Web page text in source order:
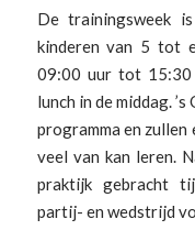
De trainingsweek
kinderen van 5 tot
09:00 uur tot
lunch in de middag.
programma en
veel van kan leren.
praktijk gebracht
partij- en wedstrijd